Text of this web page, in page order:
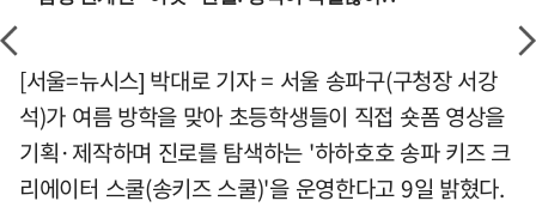
[서울=뉴시스] 박대로 기자 = 서울 송파구(구청장 서강
석)가 여름 방학을 맞아 초등학생들이 직접 숏폼 영상을
기획·제작하며 진로를 탐색하는 '하하호호 송파 키즈 크
리에이터 스쿨(송키즈 스쿨)'을 운영한다고 9일 밝혔다.